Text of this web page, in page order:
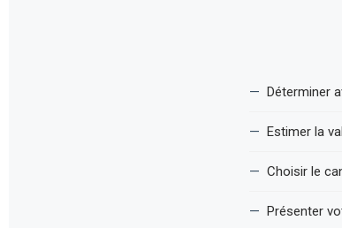
Déterminer
Estimer la
Choisir le
Présenter